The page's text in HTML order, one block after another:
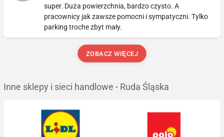
super. Duża powierzchnia, bardzo czysto. A
pracownicy jak zawsze pomocni i sympatyczni. Tylko
parking troche zbyt mały.
ZOBACZ WIĘCEJ
Inne sklepy i sieci handlowe - Ruda Śląska